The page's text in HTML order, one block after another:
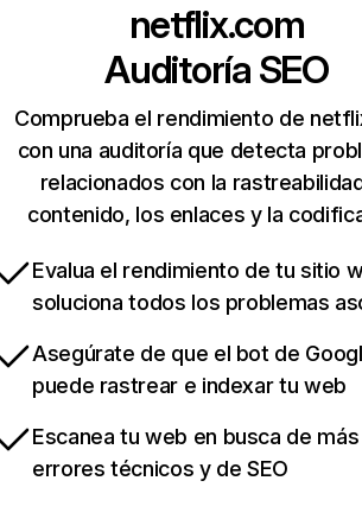
netflix.com
Auditoría SEO
Comprueba el rendimiento de
con una auditoría que detecta
relacionados con la
contenido, los enlaces y la
Evalua el rendimiento de tu sitio
soluciona todos los problemas
Asegúrate de que el bot de
puede rastrear e indexar tu web
Escanea tu web en busca de
errores técnicos y de SEO